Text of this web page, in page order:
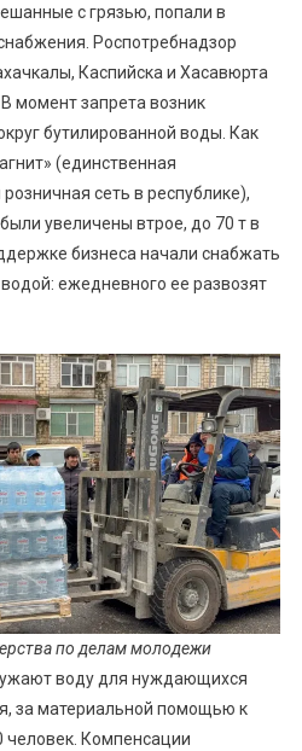
с грязью, попали в
Роспотребнадзор
Каспийска и Хасавюрта
момент запрета возник
бутилированной воды. Как
(единственная
сеть в республике),
увеличены втрое, до 70 т в
бизнеса начали снабжать
ежедневного ее развозят
по делам молодежи
воду для нуждающихся
за материальной помощью к
человек. Компенсации